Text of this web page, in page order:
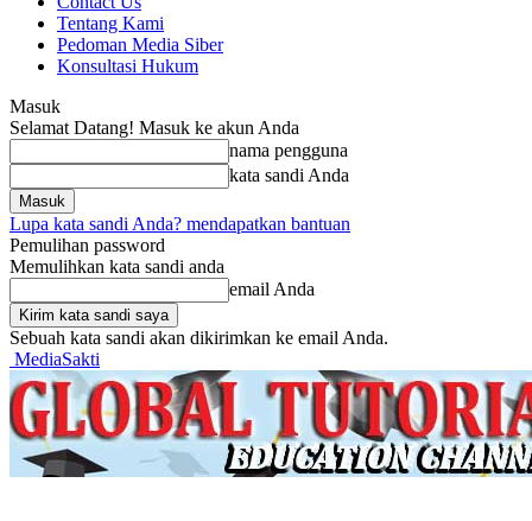
Tentang Kami
Pedoman Media Siber
Konsultasi Hukum
Masuk
Selamat Datang! Masuk ke akun Anda
nama pengguna
kata sandi Anda
Lupa kata sandi Anda? mendapatkan bantuan
Pemulihan password
Memulihkan kata sandi anda
email Anda
Sebuah kata sandi akan dikirimkan ke email Anda.
MediaSakti